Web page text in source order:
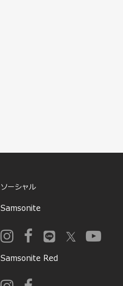
ソーシャル
Samsonite
Samsonite Red